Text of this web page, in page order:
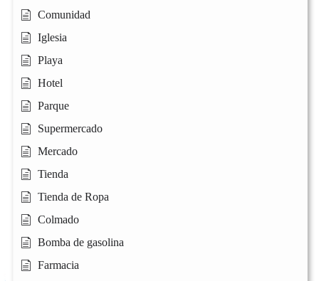
Comunidad
Iglesia
Playa
Hotel
Parque
Supermercado
Mercado
Tienda
Tienda de Ropa
Colmado
Bomba de gasolina
Farmacia